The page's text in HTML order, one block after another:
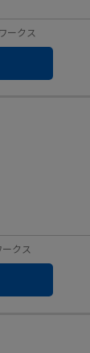
ークス
クス